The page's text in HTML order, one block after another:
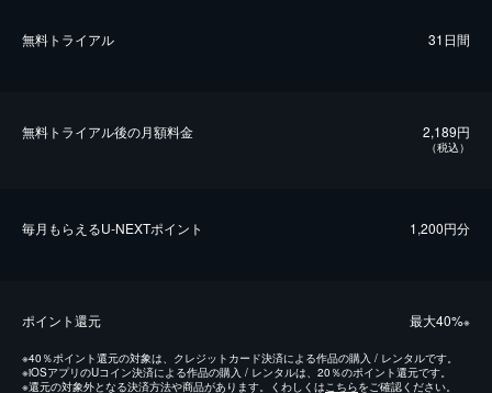
無料トライアル 31日間
無料トライアル後の⽉額料金 2,189円
（税込）
毎⽉もらえるU-NEXTポイント 1,200円分
ポイント還元 最⼤40%※
※40％ポイント還元の対象は、クレジットカード決済による作品の購入 / レンタルです。
※iOSアプリのUコイン決済による作品の購入 / レンタルは、20％のポイント還元です。
※還元の対象外となる決済方法や商品があります。くわしくはこちらをご確認ください。